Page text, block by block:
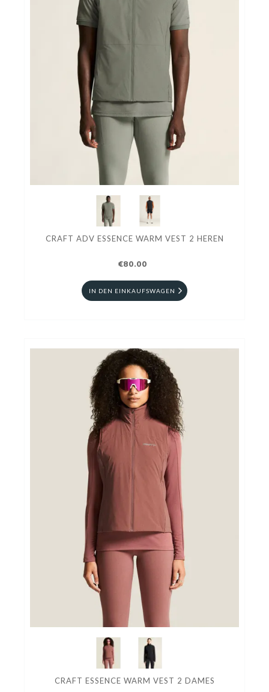
CRAFT ADV ESSENCE WARM VEST 2 HEREN
€80.00
IN DEN EINKAUFSWAGEN
CRAFT ESSENCE WARM VEST 2 DAMES